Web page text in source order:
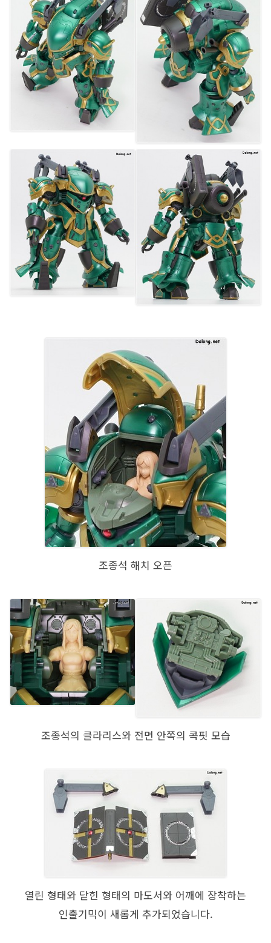
조종석 해치 오픈
조종석의 클라리스와 전면 안쪽의 콕핏 모습
열린 형태와 닫힌 형태의 마도서와 어깨에 장착하는
인출기믹이 새롭게 추가되었습니다.